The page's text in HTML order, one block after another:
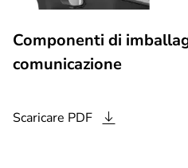
Componenti di
comunicazione
Scaricare PDF